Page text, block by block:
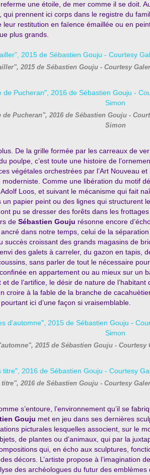
une étoile, de mer comme il se doit.
qui prennent ici corps dans le registre du
leur restitution en faïence émaillée ou en
plus grands.
2015 de Sébastien Gouju - Courtesy
de Pucheran", 2016 de Sébastien Gouju -
Simon
De la grille formée par les carreaux de
poulpe, c’est toute une histoire de
végétales orchestrées par l’Art Nouveau
moderniste. Comme une libération du motif
Loos, et suivant le mécanisme qui fait
un papier peint ou des lignes qui structurent
pu se dresser des forêts dans les frottages
de Sébastien Gouju résonne encore
dans notre temps, celui de la
succès croissant des grands magasins de
des galets à carreler, du gazon en tapis,
sans parler de tout le nécessaire
en appartement ou au mieux sur un
et de l’artifice, le désir de nature de l’habitant
croire à la fable de la branche de
ici d’une façon si vraisemblable.
2015 de Sébastien Gouju -
titre", 2016 de Sébastien Gouju - Courtesy
s’entoure, l’environnement qu’il se
Gouju met en jeu dans ses dernières
picturales lesquelles associent, sur le
de plantes ou d’animaux, qui par la
qui, en écho aux sculptures,
décors. L’artiste propose à l’imagination
des archéologues du futur des